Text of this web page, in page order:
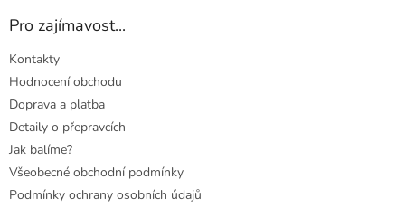
Pro zajímavost...
Kontakty
Hodnocení obchodu
Doprava a platba
Detaily o přepravcích
Jak balíme?
Všeobecné obchodní podmínky
Podmínky ochrany osobních údajů